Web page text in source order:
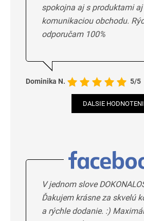
spokojna aj s produktami aj
komunikaciou obchodu.
odporučam 100%
Dominika N. 5/5
DALSIE
V jednom slove
Ďakujem krásne za skvelú
a rýchle dodanie. :)